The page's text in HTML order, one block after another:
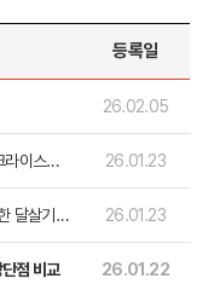
등록일
26.02.05
라이스트
26.01.23
달살기
26.01.23
점 비교 26.01.22